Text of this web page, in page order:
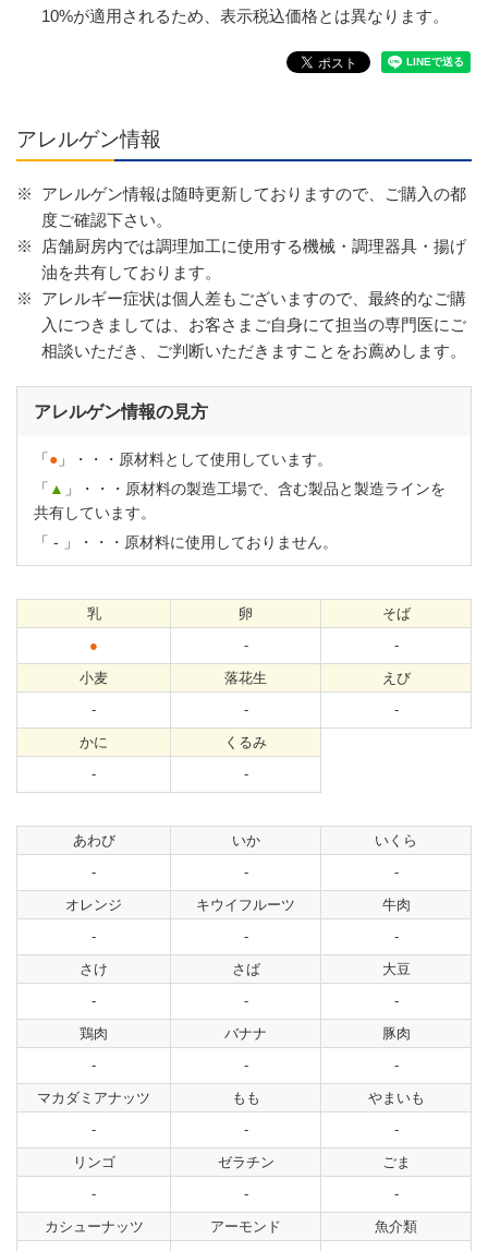
10%が適用されるため、表示税込価格とは異なります。
アレルゲン情報
※
アレルゲン情報は随時更新しておりますので、ご購入の都
度ご確認下さい。
※
店舗厨房内では調理加工に使用する機械・調理器具・揚げ
油を共有しております。
※
アレルギー症状は個人差もございますので、最終的なご購
入につきましては、お客さまご自身にて担当の専門医にご
相談いただき、ご判断いただきますことをお薦めします。
アレルゲン情報の見方
「● 」・・・原材料として使用しています。
「 ▲ 」・・・原材料の製造工場で、含む製品と製造ラインを
共有しています。
「 - 」・・・原材料に使用しておりません。
乳
●
卵
-
そば
-
小麦
-
落花生
-
えび
-
かに
-
くるみ
-
あわび
-
いか
-
いくら
-
オレンジ
-
キウイフルーツ
-
牛肉
-
さけ
-
さば
-
大豆
-
鶏肉
-
バナナ
-
豚肉
-
マカダミアナッツ
-
もも
-
やまいも
-
リンゴ
-
ゼラチン
-
ごま
-
カシューナッツ
アーモンド
魚介類